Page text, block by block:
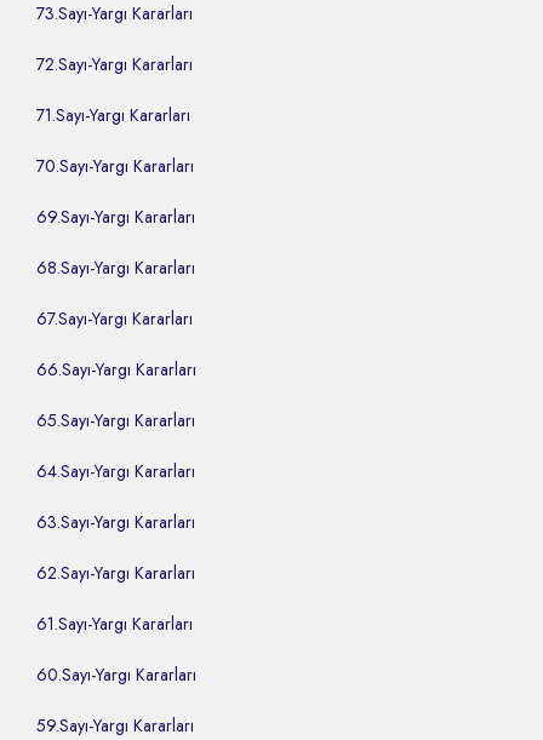
73.Sayı-Yargı Kararları
72.Sayı-Yargı Kararları
71.Sayı-Yargı Kararları
70.Sayı-Yargı Kararları
69.Sayı-Yargı Kararları
68.Sayı-Yargı Kararları
67.Sayı-Yargı Kararları
66.Sayı-Yargı Kararları
65.Sayı-Yargı Kararları
64.Sayı-Yargı Kararları
63.Sayı-Yargı Kararları
62.Sayı-Yargı Kararları
61.Sayı-Yargı Kararları
60.Sayı-Yargı Kararları
59.Sayı-Yargı Kararları